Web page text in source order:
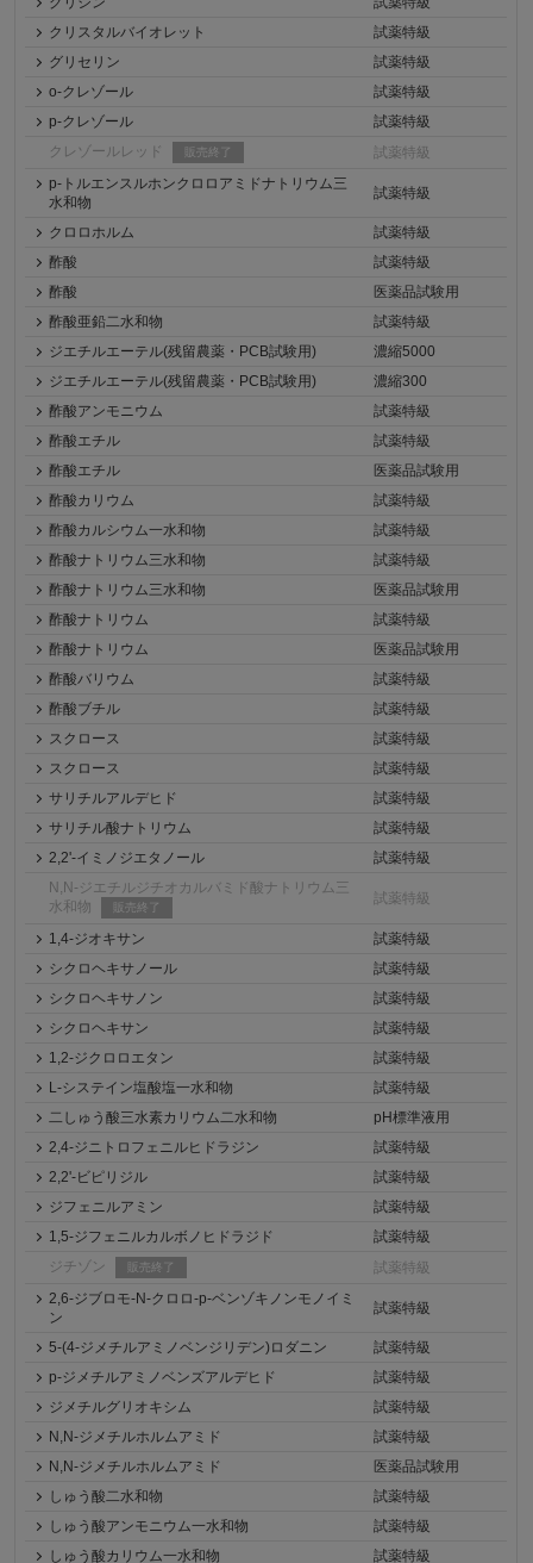
クリスタルバイオレット
試薬特級
グリセリン
試薬特級
o-クレゾール
試薬特級
p-クレゾール
試薬特級
クレゾールレッド
販売終了
試薬特級
p-トルエンスルホンクロロアミドナトリウム三
水和物
試薬特級
クロロホルム
試薬特級
酢酸
試薬特級
酢酸
医薬品試験用
酢酸亜鉛二水和物
試薬特級
ジエチルエーテル(残留農薬・PCB試験用)
濃縮5000
ジエチルエーテル(残留農薬・PCB試験用)
濃縮300
酢酸アンモニウム
試薬特級
酢酸エチル
試薬特級
酢酸エチル
医薬品試験用
酢酸カリウム
試薬特級
酢酸カルシウム一水和物
試薬特級
酢酸ナトリウム三水和物
試薬特級
酢酸ナトリウム三水和物
医薬品試験用
酢酸ナトリウム
試薬特級
酢酸ナトリウム
医薬品試験用
酢酸バリウム
試薬特級
酢酸ブチル
試薬特級
スクロース
試薬特級
スクロース
試薬特級
サリチルアルデヒド
試薬特級
サリチル酸ナトリウム
試薬特級
2,2'-イミノジエタノール
試薬特級
N,N-ジエチルジチオカルバミド酸ナトリウム三
水和物
販売終了
試薬特級
1,4-ジオキサン
試薬特級
シクロヘキサノール
試薬特級
シクロヘキサノン
試薬特級
シクロヘキサン
試薬特級
1,2-ジクロロエタン
試薬特級
L-システイン塩酸塩一水和物
試薬特級
二しゅう酸三水素カリウム二水和物
pH標準液用
2,4-ジニトロフェニルヒドラジン
試薬特級
2,2'-ビピリジル
試薬特級
ジフェニルアミン
試薬特級
1,5-ジフェニルカルボノヒドラジド
試薬特級
ジチゾン
販売終了
試薬特級
2,6-ジブロモ-N-クロロ-p-ベンゾキノンモノイミ
ン
試薬特級
5-(4-ジメチルアミノベンジリデン)ロダニン
試薬特級
p-ジメチルアミノベンズアルデヒド
試薬特級
ジメチルグリオキシム
試薬特級
N,N-ジメチルホルムアミド
試薬特級
N,N-ジメチルホルムアミド
医薬品試験用
しゅう酸二水和物
試薬特級
しゅう酸アンモニウム一水和物
試薬特級
しゅう酸カリウム一水和物
試薬特級